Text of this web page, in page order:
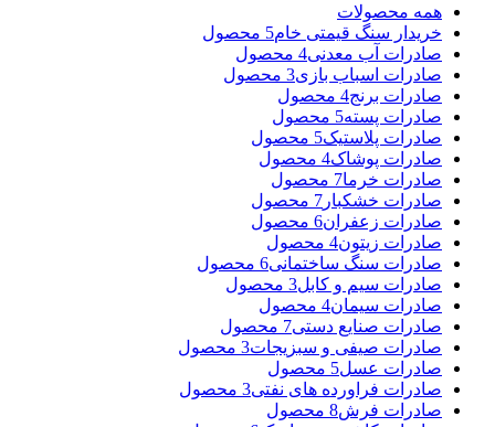
همه محصولات
خریدار سنگ قیمتی خام5 محصول
صادرات آب معدنی4 محصول
صادرات اسباب بازی3 محصول
صادرات برنج4 محصول
صادرات پسته5 محصول
صادرات پلاستیک5 محصول
صادرات پوشاک4 محصول
صادرات خرما7 محصول
صادرات خشکبار 7 محصول
صادرات زعفران6 محصول
صادرات زیتون4 محصول
صادرات سنگ ساختمانی6 محصول
صادرات سیم و کابل3 محصول
صادرات سیمان4 محصول
صادرات صنایع دستی7 محصول
صادرات صیفی و سبزیجات3 محصول
صادرات عسل5 محصول
صادرات فراورده های نفتی3 محصول
صادرات فرش8 محصول